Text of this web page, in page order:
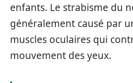
enfants. Le strabisme du
généralement causé par
muscles oculaires qui
mouvement des yeux.